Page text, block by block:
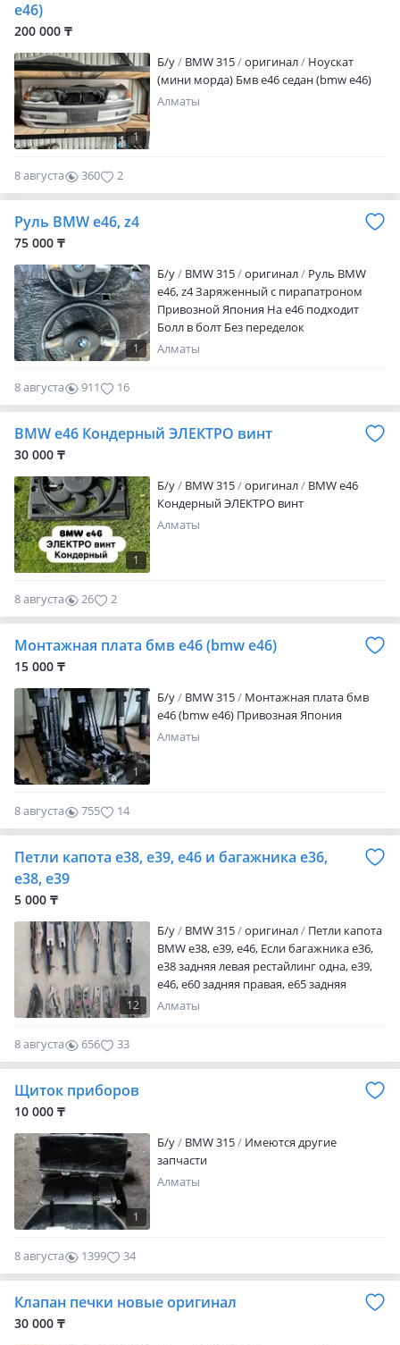
e46)
200 000 ₸
1
Б/y BMW 315 оригинал
Ноускат
(мини морда) Бмв е46 седан (bmw e46)
Алматы
8 августа 360 2
Руль BMW e46, z4
75 000 ₸
1
Б/y BMW 315 оригинал
Руль BMW
e46, z4 Заряженный с пирапатроном
Привозной Япония На е46 подходит
Болл в болт Без переделок
Алматы
8 августа 911 16
BMW e46 Кондерный ЭЛЕКТРО винт
30 000 ₸
1
Б/y BMW 315 оригинал
BMW e46
Кондерный ЭЛЕКТРО винт
Алматы
8 августа 26 2
Монтажная плата бмв е46 (bmw e46)
15 000 ₸
1
Б/y BMW 315
Монтажная плата бмв
е46 (bmw e46) Привозная Япония
Алматы
8 августа 755 14
Петли капота е38, е39, е46 и багажника е36,
е38, е39
5 000 ₸
12
Б/y BMW 315 оригинал
Петли капота
BMW e38, e39, e46, Если багажника е36,
е38 задняя левая рестайлинг одна, е39,
е46, е60 задняя правая, е65 задняя
правая
Алматы
8 августа 656 33
Щиток приборов
10 000 ₸
1
Б/y BMW 315
Имеются другие
запчасти
Алматы
8 августа 1399 34
Клапан печки новые оригинал
30 000 ₸